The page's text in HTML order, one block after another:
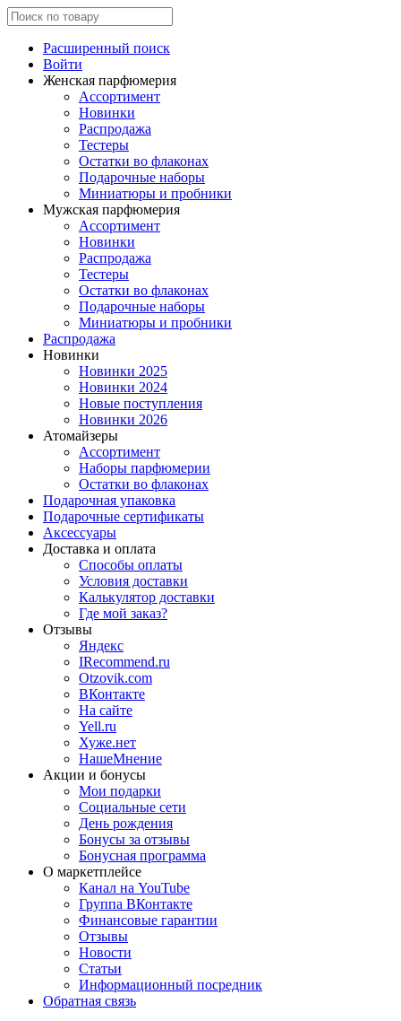
Расширенный поиск
Войти
Женская парфюмерия
Ассортимент
Новинки
Распродажа
Тестеры
Остатки во флаконах
Подарочные наборы
Миниатюры и пробники
Мужская парфюмерия
Ассортимент
Новинки
Распродажа
Тестеры
Остатки во флаконах
Подарочные наборы
Миниатюры и пробники
Распродажа
Новинки
Новинки 2025
Новинки 2024
Новые поступления
Новинки 2026
Атомайзеры
Ассортимент
Наборы парфюмерии
Остатки во флаконах
Подарочная упаковка
Подарочные сертификаты
Аксессуары
Доставка и оплата
Способы оплаты
Условия доставки
Калькулятор доставки
Где мой заказ?
Отзывы
Яндекс
IRecommend.ru
Otzovik.com
ВКонтакте
На сайте
Yell.ru
Хуже.нет
НашеМнение
Акции и бонусы
Мои подарки
Социальные сети
День рождения
Бонусы за отзывы
Бонусная программа
О маркетплейсе
Канал на YouTube
Группа ВКонтакте
Финансовые гарантии
Отзывы
Новости
Статьи
Информационный посредник
Обратная связь